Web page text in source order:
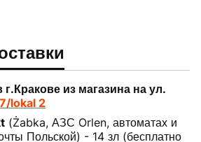
из магазина на ул.
lokal 2
(Żabka, АЗС Orlen, автоматах и
Польской) - 14 зл (бесплатно